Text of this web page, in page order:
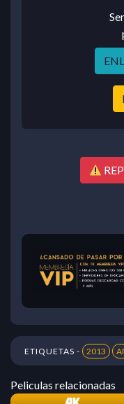
ETIQUETAS - 2013
Peliculas relacionadas